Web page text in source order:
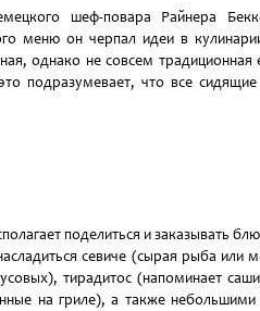
шеф-повара Райнера
меню он черпал идеи в
однако не совсем традиционная
подразумевает, что все сидящие
поделиться и заказывать
севиче (сырая рыба или
тирадитос (напоминает
на гриле), а также небольшими